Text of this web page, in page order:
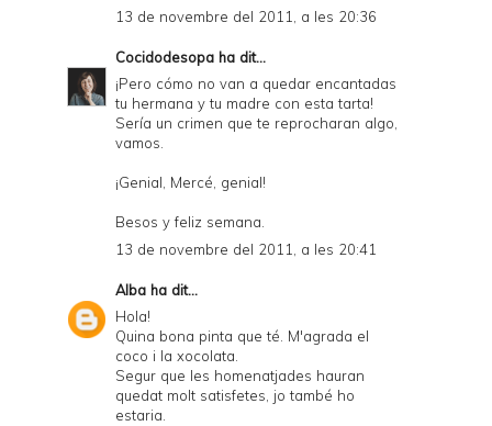
n
P
D
13 de novembre del 2011, a les 20:36
Cocidodesopa ha dit...
¡Pero cómo no van a quedar encantadas
tu hermana y tu madre con esta tarta!
Sería un crimen que te reprocharan algo,
vamos.
¡Genial, Mercé, genial!
Besos y feliz semana.
13 de novembre del 2011, a les 20:41
Alba ha dit...
Hola!
Quina bona pinta que té. M'agrada el
coco i la xocolata.
Segur que les homenatjades hauran
quedat molt satisfetes, jo també ho
estaria.